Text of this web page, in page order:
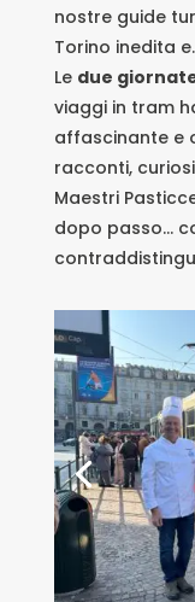
nostre guide
Torino inedita
Le due
viaggi in tram
affascinante e
racconti,
Maestri
dopo passo…